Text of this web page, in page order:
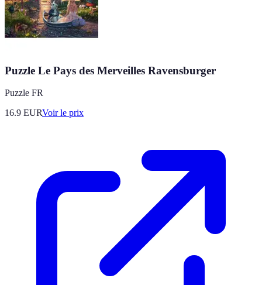
Puzzle Le Pays des Merveilles Ravensburger
Puzzle FR
16.9 EURVoir le prix